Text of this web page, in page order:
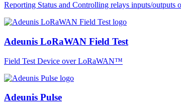
Reporting Status and Controlling relays inputs/
Adeunis LoRaWAN Field Test
Field Test Device over LoRaWAN™
Adeunis Pulse